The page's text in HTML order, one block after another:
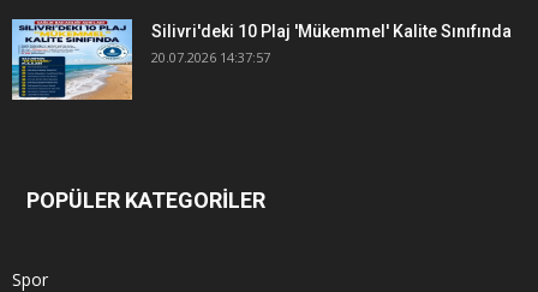
Silivri'deki 10 Plaj 'Mükemmel' Kalite Sınıfında
20.07.2026 14:37:57
POPÜLER KATEGORİLER
Spor